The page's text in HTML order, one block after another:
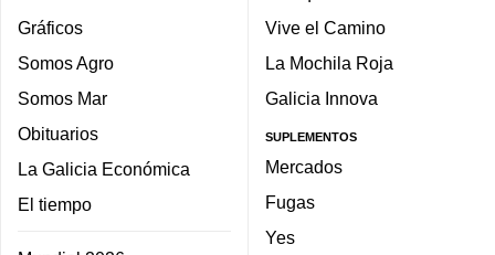
Gráficos
Somos Agro
Somos Mar
Obituarios
La Galicia Económica
El tiempo
Vive el Camino
La Mochila Roja
Galicia Innova
SUPLEMENTOS
Mercados
Fugas
Yes